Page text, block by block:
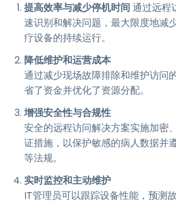
提高效率与减少停机时间 通过远程
速识别和解决问题，最大限度地减
疗设备的持续运行。
降低维护和运营成本
通过减少现场故障排除和维护访问
省了资金并优化了资源分配。
增强安全性与合规性
安全的远程访问解决方案实施加密
证措施，以保护敏感的病人数据并
等法规。
实时监控和主动维护
IT管理员可以跟踪设备性能，预测